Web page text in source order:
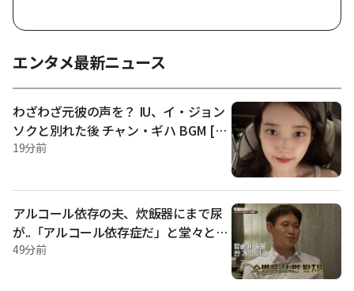
も(妻を)常識的に理解するのは難しい」と話した。 続いた映像
では、子供たちの前で暴言を続ける夫婦の姿が描かれた。 4歳
の第一子は母親が近づくと後ずさりして「やめて」と言っ
た。 これに対しソ·ジャンフンは「子供が怖がる。 お母さん
を」と残念がった。 夫は「子供の前でそんなひどいことを言
わないでほしい。 「お前のお父さんはゴミだ」こんな話もす
る。 少なくとも妻が赤ちゃんの前でそんなことをしないでほ
しい」と話した。 しかし、夫も子供の前で爆発する姿を見せ
た。 ソ·ジャンフンは「地獄だ」と話し、子供は夫婦の姿を真
似までした。 また、子供はチック症状がひどくなったと伝え
られた。 妻は「映像を見て分かった。 子供が私に「するな」
と言うのを。 後悔している」と述べた。
エンタメ最新ニュース
わざわざ元彼の声を？ IU、イ・ジョン
ソクと別れた後 チャン・ギハ BGM [総
合]
19分前
アルコール依存の夫、炊飯器にまで尿
が..「アルコール依存症だ」と堂々と
[イ·スクキャン★夜TView]
49分前